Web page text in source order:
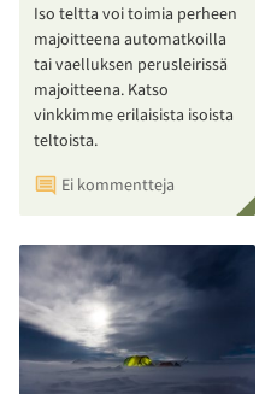
Iso teltta voi toimia perheen
majoitteena automatkoilla
tai vaelluksen perusleirissä
majoitteena. Katso
vinkkimme erilaisista isoista
teltoista.
Ei kommentteja